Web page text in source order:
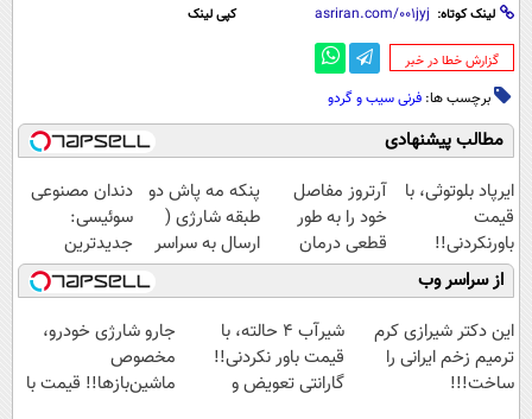
لینک کوتاه: کپی لینک
‌گزارش خطا در خبر
برچسب ها: فرنی سیب و گردو
مطالب پیشنهادی
ایرپاد بلوتوثی، با
قیمت
باورنکردنی!!
فرصت محدود
آرتروز مفاصل
خود را به طور
قطعی درمان
کنید!
◗پرسش‌نامه◖
پنکه مه پاش دو
طبقه شارژی (
ارسال به سراسر
کشور)
دندان مصنوعی
سوئیسی:
جدیدترین
فناوری اروپا،
سبک و مقاوم |
پرداخت قسطی
از سراسر وب
این دکتر شیرازی کرم
ترمیم زخم ایرانی را
ساخت!!!
شیر‌آب ۴ حالته، با
قیمت باور نکردنی!!
گارانتی تعویض و
جارو شارژی خودرو،
مخصوص
ماشین‌باز‌ها!! قیمت با